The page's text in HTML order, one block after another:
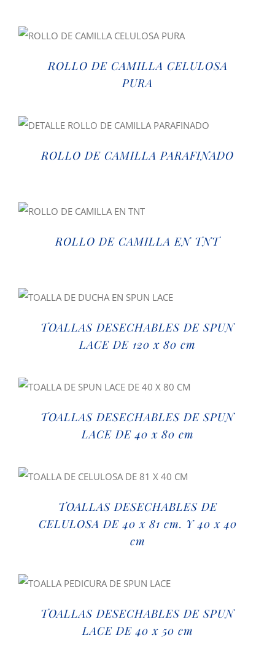
ROLLO DE CAMILLA CELULOSA
PURA
ROLLO DE CAMILLA PARAFINADO
ROLLO DE CAMILLA EN TNT
TOALLAS DESECHABLES DE SPUN
LACE DE 120 x 80 cm
TOALLAS DESECHABLES DE SPUN
LACE DE 40 x 80 cm
TOALLAS DESECHABLES DE
CELULOSA DE 40 x 81 cm. Y 40 x 40
cm
TOALLAS DESECHABLES DE SPUN
LACE DE 40 x 50 cm